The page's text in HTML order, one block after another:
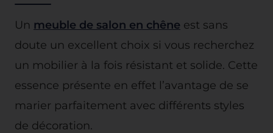
Un meuble de salon en chêne est sans
doute un excellent choix si vous recherchez
un mobilier à la fois résistant et solide. Cette
essence présente en effet l’avantage de se
marier parfaitement avec différents styles
de décoration.